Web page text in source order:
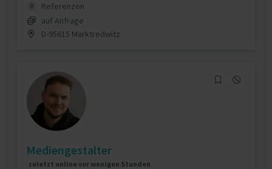
0
Referenzen
auf Anfrage
D-95615 Marktredwitz
Mediengestalter
zuletzt online vor wenigen Stunden